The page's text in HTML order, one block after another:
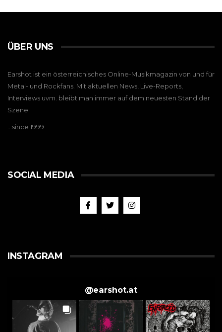
ÜBER UNS
Earshot ist ein österreichisches Online-Musikmagazin von und für
Metal- und Rockfans. Mit aktuellen News, Live-Reports,
Interviews uvm. bleibt man immer auf dem neuesten Stand der
Szene.
…since 1999
SOCIAL MEDIA
INSTAGRAM
@earshot.at